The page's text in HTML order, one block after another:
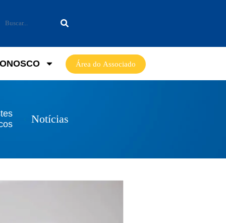
Área do Associado
Notícias